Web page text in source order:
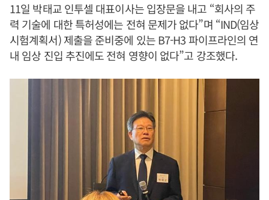
11일 박태교 인투셀 대표이사는 입장문을 내고 “회사의 주
력 기술에 대한 특허성에는 전혀 문제가 없다”며 “IND(임상
시험계획서) 제출을 준비중에 있는 B7-H3 파이프라인의 연
내 임상 진입 추진에도 전혀 영향이 없다”고 강조했다.